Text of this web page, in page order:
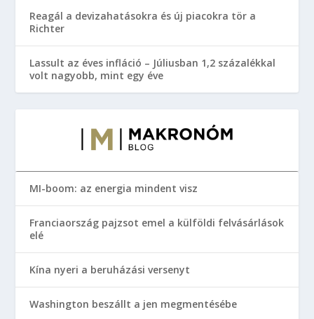
Reagál a devizahatásokra és új piacokra tör a
Richter
Lassult az éves infláció – Júliusban 1,2 százalékkal
volt nagyobb, mint egy éve
MI-boom: az energia mindent visz
Franciaország pajzsot emel a külföldi felvásárlások
elé
Kína nyeri a beruházási versenyt
Washington beszállt a jen megmentésébe